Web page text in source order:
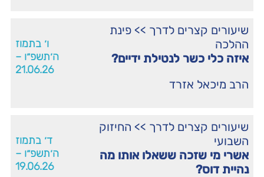
שיעורים קצרים לדרך >> פינת
ההלכה
איזה כלי כשר לנטילת ידיים?
הרב מיכאל אזרד
ו׳ בתמוז
ה׳תשפ״ו –
21.06.26
שיעורים קצרים לדרך >> החיזוק
השבועי
אשרי מי שזכה ששאלו אותו מה
נהיית דוס?
ד׳ בתמוז
ה׳תשפ״ו –
19.06.26